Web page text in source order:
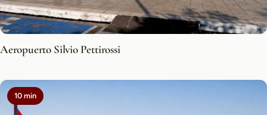
Aeropuerto Silvio Pettirossi
10 min